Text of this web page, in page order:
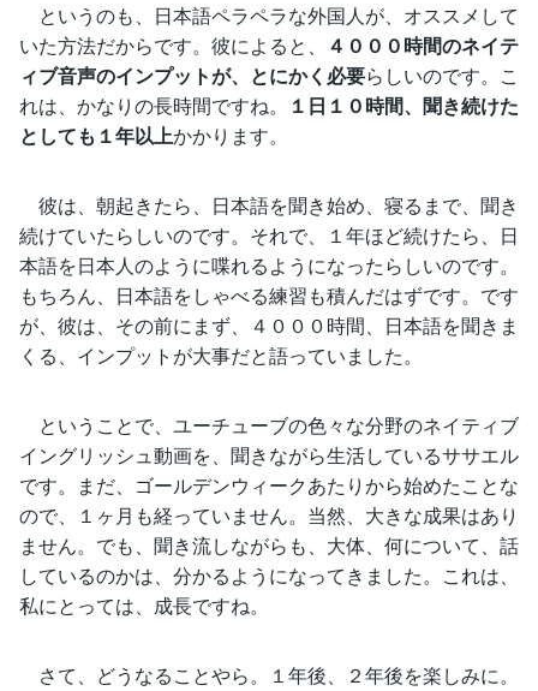
というのも、日本語ペラペラな外国人が、オススメして
いた方法だからです。彼によると、
４０００時間のネイテ
ィブ音声のインプットが、とにかく必要らしいのです。こ
れは、かなりの長時間ですね。
１日１０時間、聞き続けた
としても１年以上かかります。
彼は、朝起きたら、日本語を聞き始め、寝るまで、聞き
続けていたらしいのです。それで、１年ほど続けたら、日
本語を日本人のように喋れるようになったらしいのです。
もちろん、日本語をしゃべる練習も積んだはずです。です
が、彼は、その前にまず、４０００時間、日本語を聞きま
くる、インプットが大事だと語っていました。
ということで、ユーチューブの色々な分野のネイティブ
イングリッシュ動画を、聞きながら生活しているササエル
です。まだ、ゴールデンウィークあたりから始めたことな
ので、１ヶ月も経っていません。当然、大きな成果はあり
ません。でも、聞き流しながらも、大体、何について、話
しているのかは、分かるようになってきました。これは、
私にとっては、成長ですね。
さて、どうなることやら。１年後、２年後を楽しみに。